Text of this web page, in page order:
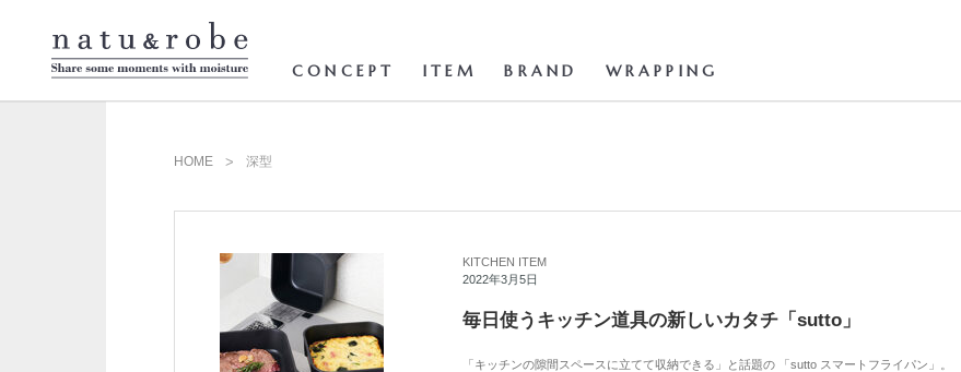
CONCEPT ITEM BRAND WRAPPING
HOME 深型
KITCHEN ITEM
2022年3月5日
毎日使うキッチン道具の新しいカタチ「sutto」
「キッチンの隙間スペースに立てて収納できる」と話題の 「sutto スマートフライパン」。